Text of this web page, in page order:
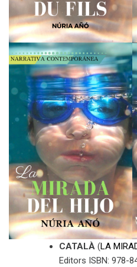
CATALÀ (LA
Editors ISBN: 978-